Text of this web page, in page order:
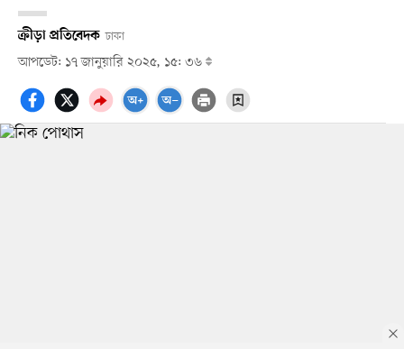
ক্রীড়া প্রতিবেদক ঢাকা
আপডেট: ১৭ জানুয়ারি ২০২৫, ১৫: ৩৬